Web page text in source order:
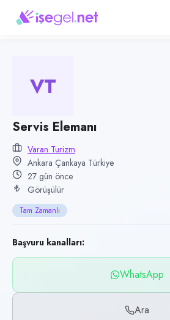
Pozisyon
Servis Elemanı
Kategori
Konum
Çankaya, Ankara
Çalışma şekli
Tam Zamanlı
Yayın tarihi
10 Temmuz 2026
Son geçerlilik
8 Ekim 2026
WhatsApp, Telefon
VT
Servis Elemanı
Varan Turizm
Ankara Çankaya Türkiye
27 gün önce
Görüşülür
Tam Zamanlı
Başvuru kanalları:
WhatsApp
Ara